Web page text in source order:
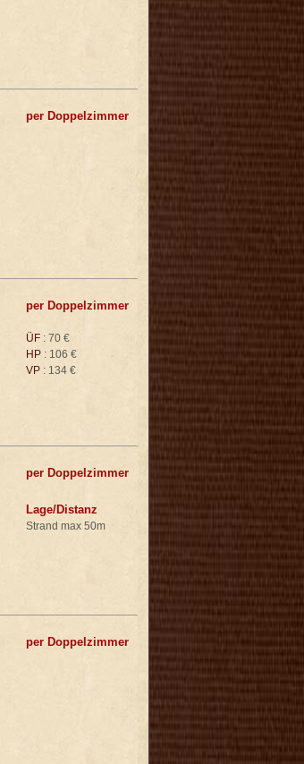
per Doppelzimmer
per Doppelzimmer
ÜF : 70 €
HP : 106 €
VP : 134 €
per Doppelzimmer
Lage/Distanz
Strand max 50m
per Doppelzimmer